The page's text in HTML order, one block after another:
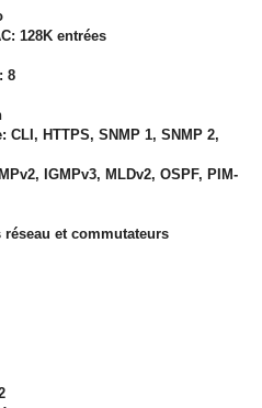
128K entrées
8
HTTPS, SNMP 1, SNMP 2,
IGMPv3, MLDv2, OSPF, PIM-
et commutateurs